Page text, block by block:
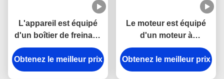
L'appareil est équipé
d'un boîtier de freinage
pour le véhicule ISUZU.
Obtenez le meilleur prix
Le moteur est équipé
d'un moteur à
commande automatique
de 8-94155360-0
1002401BB
Obtenez le meilleur prix